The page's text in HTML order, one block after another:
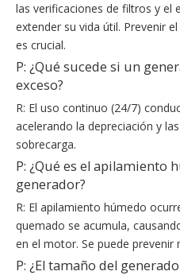
las verificaciones de filtros y el
extender su vida útil. Prevenir
es crucial.
P: ¿Qué sucede si un
exceso?
R: El uso continuo (24/7)
acelerando la depreciación y
sobrecarga.
P: ¿Qué es el apilamiento
generador?
R: El apilamiento húmedo
quemado se acumula,
en el motor. Se puede
P: ¿El tamaño del